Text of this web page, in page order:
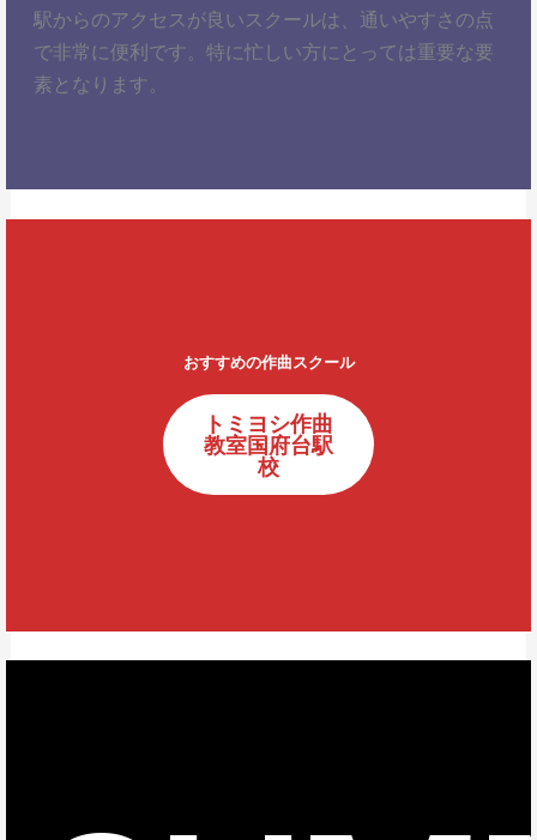
駅からのアクセスが良いスクールは、通いやすさの点
で非常に便利です。特に忙しい方にとっては重要な要
素となります。
おすすめの作曲スクール
トミヨシ作曲
教室国府台駅
校